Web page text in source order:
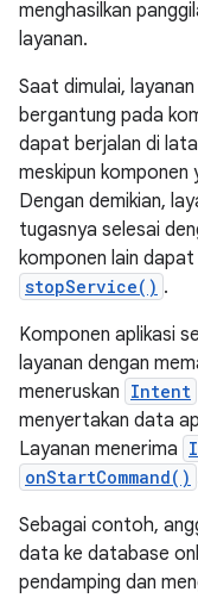
menghasilkan
layanan.
Saat dimulai,
bergantung pada
dapat berjalan di
meskipun komponen
Dengan demikian,
tugasnya selesai
komponen lain
stopService() .
Komponen aplikasi
layanan dengan
meneruskan Intent
menyertakan data
Layanan menerima
onStartCommand()
Sebagai contoh,
data ke database
pendamping dan